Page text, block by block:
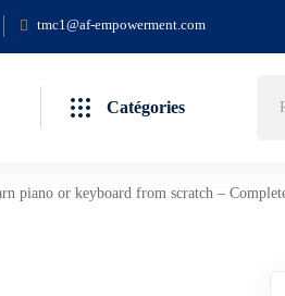
tmc1@af-empowerment.com
Catégories
piano or keyboard from scratch –